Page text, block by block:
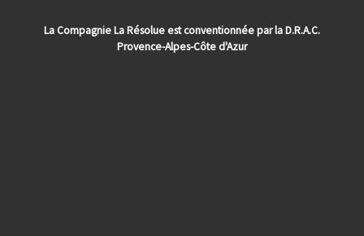
La Compagnie La Résolue est conventionnée par la D.R.A.C.
Provence-Alpes-Côte d'Azur